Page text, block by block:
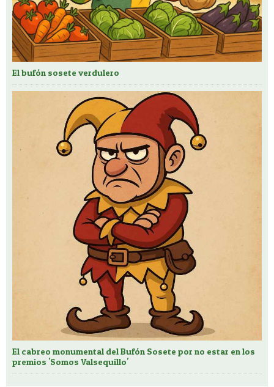
El bufón sosete verdulero
El cabreo monumental del Bufón Sosete por no estar en los
premios 'Somos Valsequillo'